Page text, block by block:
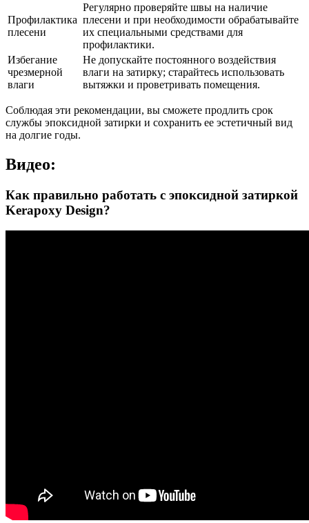
Профилактика
плесени
Регулярно проверяйте швы на наличие
плесени и при необходимости обрабатывайте
их специальными средствами для
профилактики.
Избегание
чрезмерной
влаги
Не допускайте постоянного воздействия
влаги на затирку; старайтесь использовать
вытяжки и проветривать помещения.
Соблюдая эти рекомендации, вы сможете продлить срок
службы эпоксидной затирки и сохранить ее эстетичный вид
на долгие годы.
Видео:
Как правильно работать с эпоксидной затиркой
Kerapoxy Design?